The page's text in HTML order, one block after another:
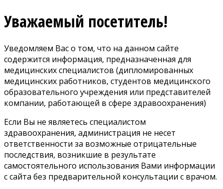
Уважаемый посетитель!
Уведомляем Вас о том, что на данном сайте
содержится информация, предназначенная для
медицинских специалистов (дипломированных
медицинских работников, студентов медицинского
образовательного учреждения или представителей
компании, работающей в сфере здравоохранения)
Если Вы не являетесь специалистом
здравоохранения, администрация не несет
ответственности за возможные отрицательные
последствия, возникшие в результате
самостоятельного использования Вами информации
с сайта без предварительной консультации с врачом.